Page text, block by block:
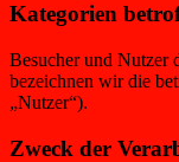
Kategorien
Besucher und Nutzer
bezeichnen wir die
„Nutzer“).
Zweck der